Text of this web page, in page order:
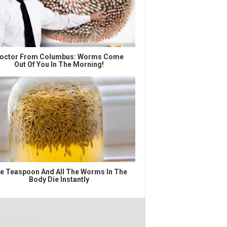
From Columbus: Worms Come
Out Of You In The Morning!
Teaspoon And All The Worms In The
Body Die Instantly